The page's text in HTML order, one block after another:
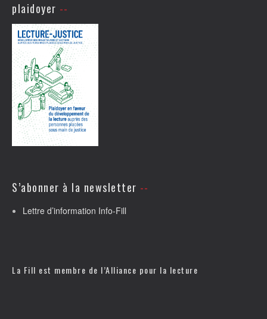
plaidoyer
S’abonner à la newsletter
Lettre d’information Info-Fill
La Fill est membre de l’Alliance pour la lecture